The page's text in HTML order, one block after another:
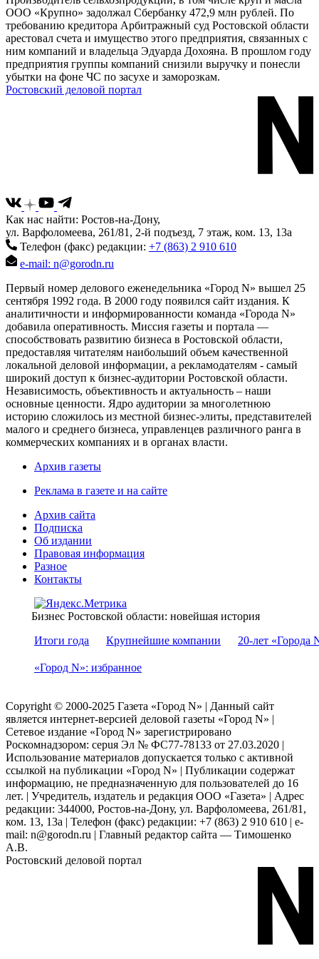
ООО «Крупно» задолжал Сбербанку 472,9 млн рублей. По
требованию кредитора Арбитражный суд Ростовской области
арестовал счета и имущество этого предприятия, связанных с
ним компаний и владельца Эдуарда Дохояна. В прошлом году
предприятия группы компаний снизили выручку и понесли
убытки на фоне ЧС по засухе и заморозкам.
Ростовский деловой портал
Как нас найти: Ростов-на-Дону,
ул. Варфоломеева, 261/81, 2-й подъезд, 7 этаж, ком. 13, 13а
Телефон (факс) редакции: +7 (863) 2 910 610
e-mail: n@gorodn.ru
Первый номер делового еженедельника «Город N» вышел 25
сентября 1992 года. В 2000 году появился сайт издания. К
аналитичности и информированности команда «Города N»
добавила оперативность. Миссия газеты и портала —
способствовать развитию бизнеса в Ростовской области,
предоставляя читателям наибольший объем качественной
локальной деловой информации, а рекламодателям - самый
широкий доступ к бизнес-аудитории Ростовской области.
Независимость, объективность и актуальность – наши
основные ценности. Ядро аудитории за многолетнюю
историю сложилось из местной бизнес-элиты, представителей
малого и среднего бизнеса, управленцев различного ранга в
коммерческих компаниях и в органах власти.
Архив газеты
Реклама в газете и на сайте
Архив сайта
Подписка
Об издании
Правовая информация
Разное
Контакты
Бизнес Ростовской области: новейшая история
Итоги года
Крупнейшие компании 20-лет «Города
«Город N»: избранное
Copyright © 2000-2025 Газета «Город N» | Данный сайт
является интернет-версией деловой газеты «Город N» |
Сетевое издание «Город N» зарегистрировано
Роскомнадзором: серuя Эл № ФС77-78133 от 27.03.2020 |
Использование материалов допускается только с активной
ссылкой на публикации «Город N» | Публикации содержат
информацию, не предназначенную для пользователей до 16
лет. | Учредитель, издатель и редакция ООО «Газета» | Адрес
редакции: 344000, Ростов-на-Дону, ул. Варфоломеева, 261/81,
ком. 13, 13а | Телефон (факс) редакции: +7 (863) 2 910 610 | e-
mail: n@gorodn.ru | Главный редактор сайта — Тимошенко
А.В.
Ростовский деловой портал